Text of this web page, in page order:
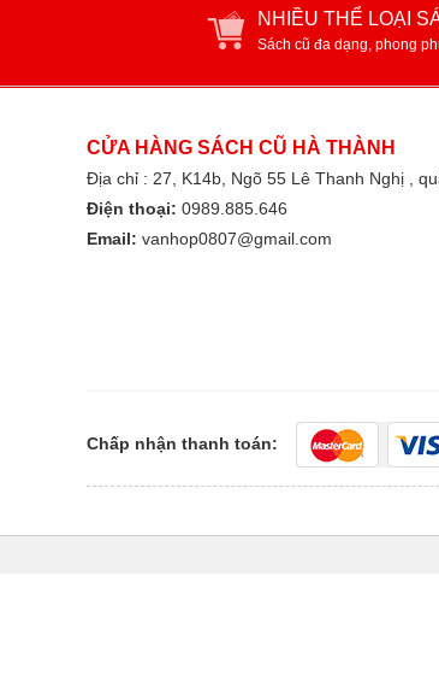
NHIỀU THỂ LOẠI
Sách cũ đa dạng, phong
CỬA HÀNG SÁCH CŨ HÀ THÀNH
Địa chỉ : 27, K14b, Ngõ 55 Lê Thanh Nghị ,
Điện thoại: 0989.885.646
Email: vanhop0807@gmail.com
Chấp nhận thanh toán: